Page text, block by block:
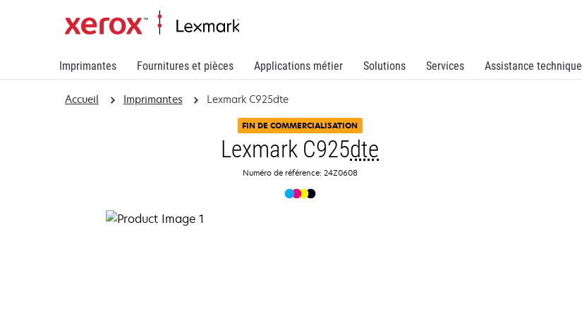
Imprimantes Fournitures et pièces Applications métier Solutions Services Assistance technique
Accueil Imprimantes Lexmark C925dte
FIN DE COMMERCIALISATION
Lexmark C925dte
Numéro de référence: 24Z0608